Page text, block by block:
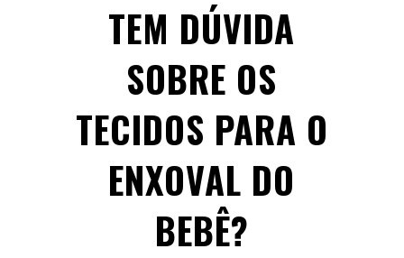
TEM DÚVIDA
SOBRE OS
TECIDOS PARA O
ENXOVAL DO
BEBÊ?